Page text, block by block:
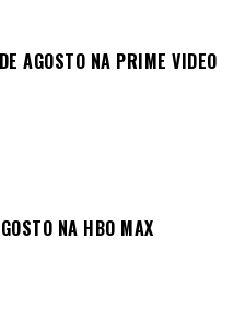
AGOSTO NA PRIME VIDEO
NA HBO MAX